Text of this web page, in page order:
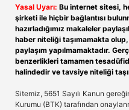
Yasal Uyarı: Bu internet sitesi,
şirketi ile hiçbir bağlantısı
hazırladığımız makaleler
haber niteliği taşımamakta
paylaşım yapılmamaktadır.
benzerlikleri tamamen
halindedir ve tavsiye niteliği
Sitemiz, 5651 Sayılı Kanun
Kurumu (BTK) tarafından